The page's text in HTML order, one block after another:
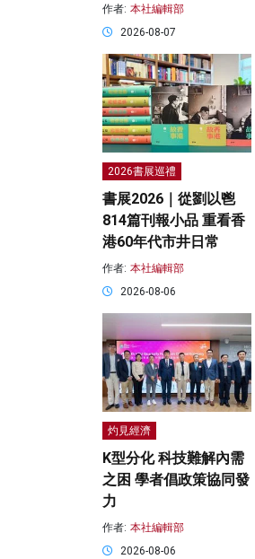
作者: 本社編輯部
2026-08-07
2026書展巡禮
書展2026｜從劉以鬯
814篇刊報小品 重看香
港60年代市井日常
作者: 本社編輯部
2026-08-06
灼見經濟
K型分化 科技難解內需
之困 學者倡政策協同發
力
作者: 本社編輯部
2026-08-06